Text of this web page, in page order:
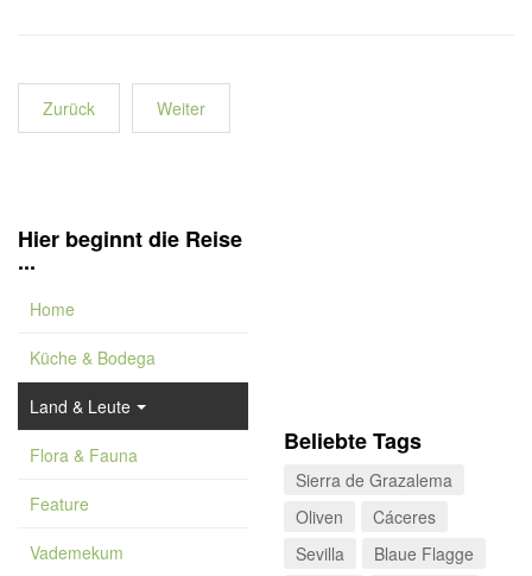
Zurück Weiter
Hier beginnt die Reise
...
Home
Küche & Bodega
Land & Leute
Flora & Fauna
Feature
Vademekum
Beliebte Tags
Sierra de Grazalema
Oliven
Cáceres
Sevilla
Blaue Flagge